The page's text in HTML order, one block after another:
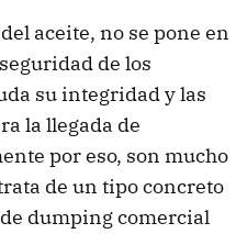
aceite, no se pone en
de los
su integridad y las
la llegada de
por eso, son mucho
de un tipo concreto
dumping comercial